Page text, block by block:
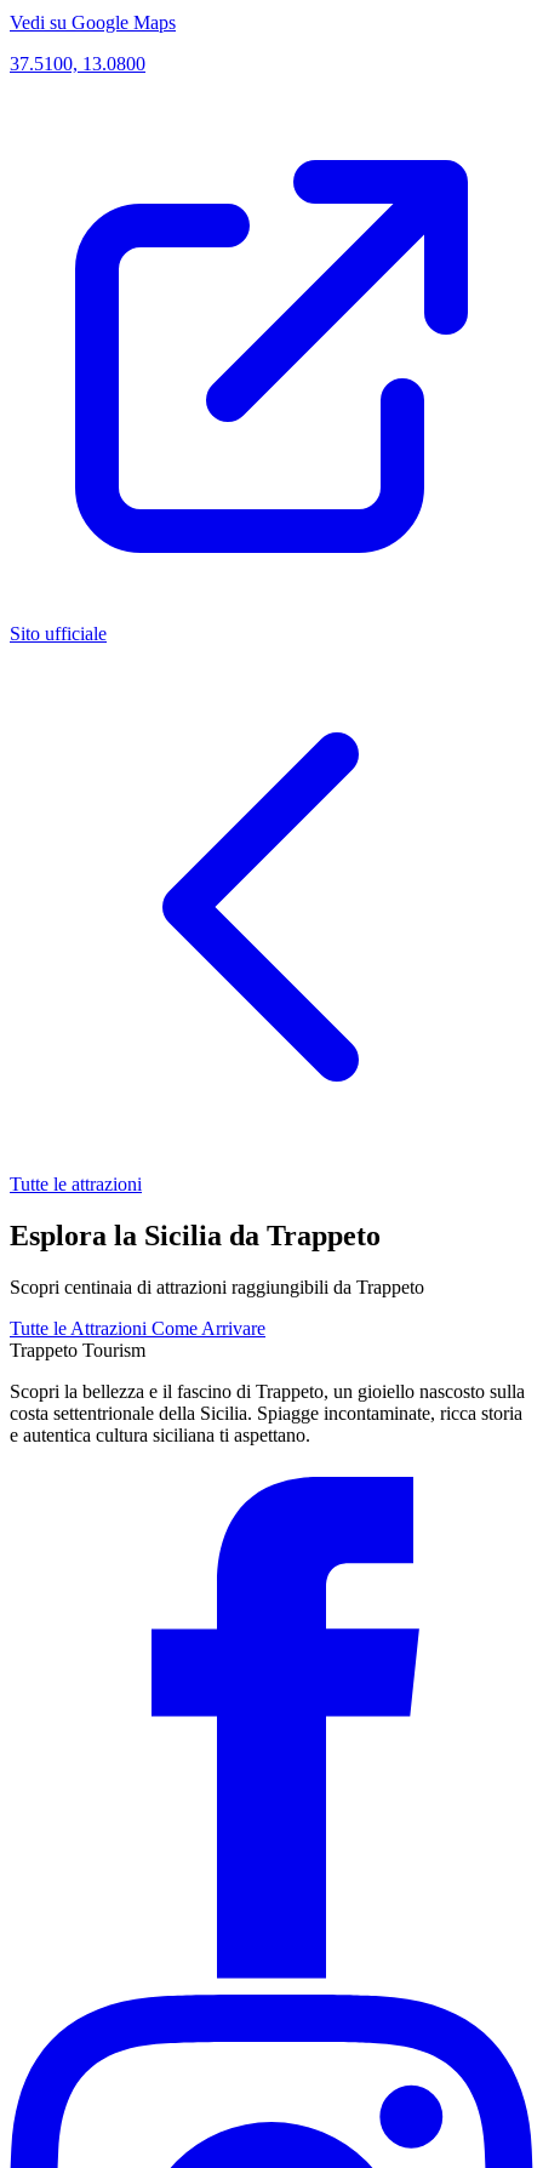
Vedi su Google Maps
37.5100, 13.0800
Sito ufficiale
Tutte le attrazioni
Esplora la Sicilia da Trappeto
Scopri centinaia di attrazioni raggiungibili da Trappeto
Tutte le Attrazioni Come Arrivare
Trappeto Tourism
Scopri la bellezza e il fascino di Trappeto, un gioiello nascosto sulla
costa settentrionale della Sicilia. Spiagge incontaminate, ricca storia
e autentica cultura siciliana ti aspettano.